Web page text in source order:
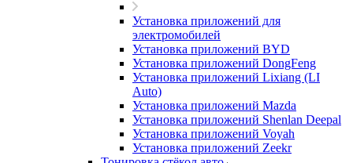
Установка приложений для
электромобилей
Установка приложений BYD
Установка приложений DongFeng
Установка приложений Lixiang (LI
Auto)
Установка приложений Mazda
Установка приложений Shenlan Deepal
Установка приложений Voyah
Установка приложений Zeekr